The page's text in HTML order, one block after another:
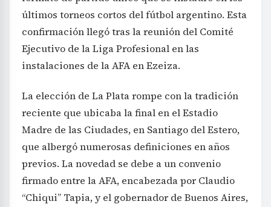
últimos torneos cortos del fútbol argentino. Esta
confirmación llegó tras la reunión del Comité
Ejecutivo de la Liga Profesional en las
instalaciones de la AFA en Ezeiza.
La elección de La Plata rompe con la tradición
reciente que ubicaba la final en el Estadio
Madre de las Ciudades, en Santiago del Estero,
que albergó numerosas definiciones en años
previos. La novedad se debe a un convenio
firmado entre la AFA, encabezada por Claudio
“Chiqui” Tapia, y el gobernador de Buenos Aires,